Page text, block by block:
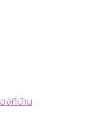
งที่บ้าน